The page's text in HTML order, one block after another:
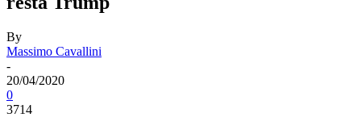
By
Massimo Cavallini
-
20/04/2020
0
3714